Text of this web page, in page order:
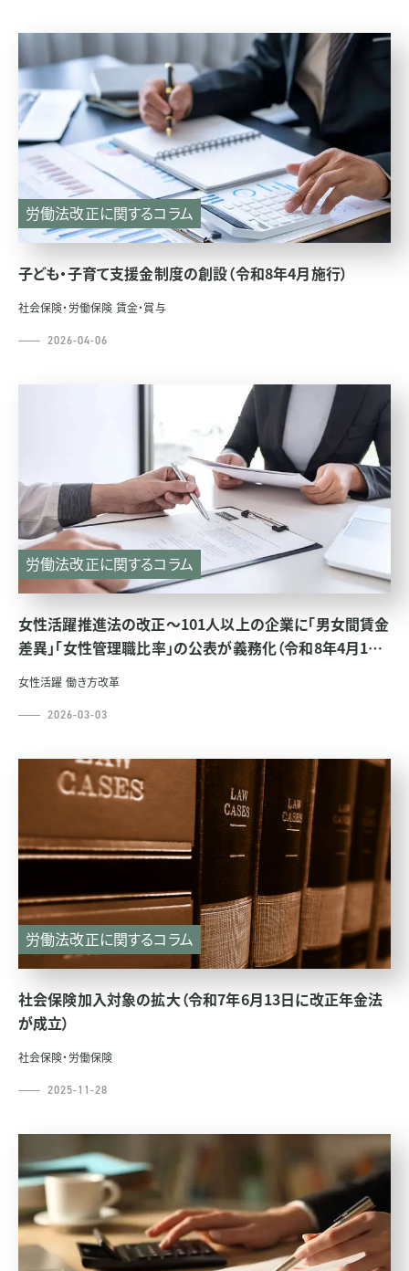
労働法改正に関するコラム
子ども・子育て支援金制度の創設（令和8年4月施行）
社会保険・労働保険 賃金・賞与
2026-04-06
労働法改正に関するコラム
女性活躍推進法の改正～101人以上の企業に「男女間賃金
差異」「女性管理職比率」の公表が義務化（令和8年4月1日
施行）～
女性活躍 働き方改革
2026-03-03
労働法改正に関するコラム
社会保険加入対象の拡大（令和7年6月13日に改正年金法
が成立）
社会保険・労働保険
2025-11-28